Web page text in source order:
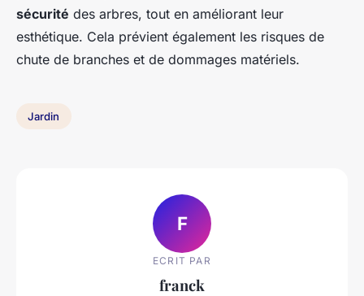
sécurité des arbres, tout en améliorant leur
esthétique. Cela prévient également les risques de
chute de branches et de dommages matériels.
Jardin
F
ECRIT PAR
franck